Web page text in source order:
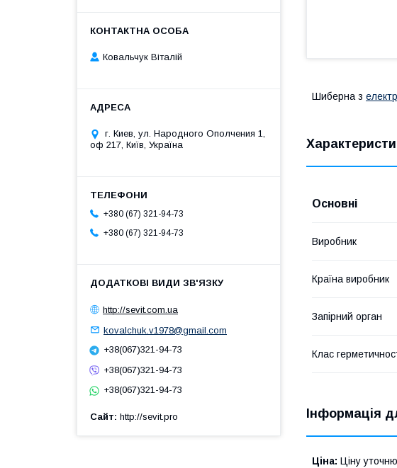
Шиберна з
Основні
Виробник
Країна виробник
Запірний орган
Клас
Інформація
Ціна: Ціну
Ковальчук Віталій
г. Киев, ул. Народного Ополчения 1,
оф 217, Київ, Україна
+380 (67) 321-94-73
+380 (67) 321-94-73
http://sevit.com.ua
kovalchuk.v1978@gmail.com
+38(067)321-94-73
+38(067)321-94-73
+38(067)321-94-73
Сайт http://sevit.pro